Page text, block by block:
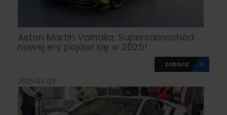
Aston Martin Valhalla: Supersamochód
nowej ery pojawi się w 2025!
zobacz
2025-01-03